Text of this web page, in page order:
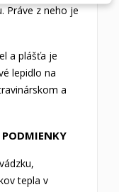
Práve z neho je
a plášťa je
lepidlo na
a
PODMIENKY
tepla v